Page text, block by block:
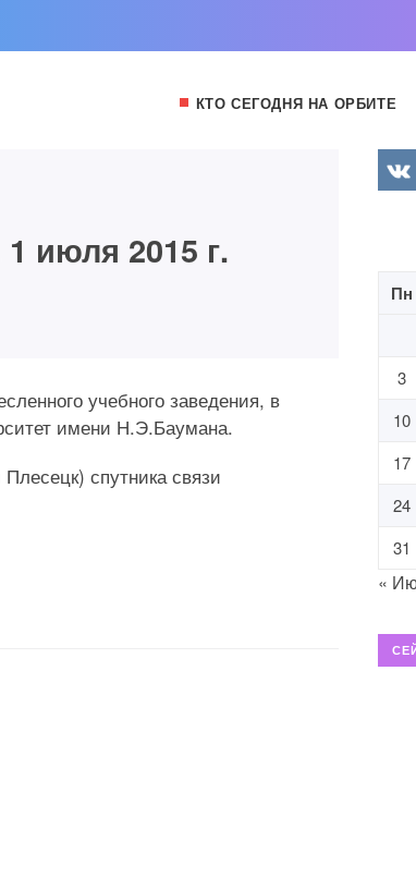
КТО СЕГОДНЯ НА ОРБИТЕ
июля 2015 г.
учебного заведения, в
имени Н.Э.Баумана.
спутника связи
Пн
3
10
17
24
31
«